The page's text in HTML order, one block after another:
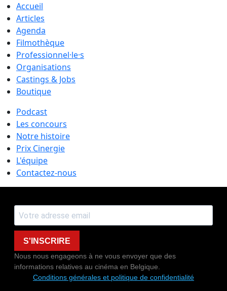
Accueil
Articles
Agenda
Filmothèque
Professionnel·le·s
Organisations
Castings & Jobs
Boutique
Podcast
Les concours
Notre histoire
Prix Cinergie
L'équipe
Contactez-nous
S'INSCRIRE
Nous nous engageons à ne vous envoyer que des
informations relatives au cinéma en Belgique.
Conditions générales et politique de confidentialité